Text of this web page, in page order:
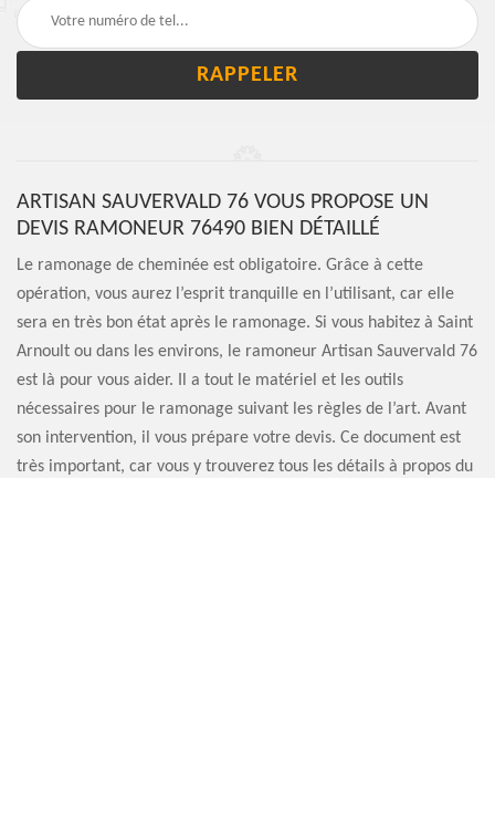
ARTISAN SAUVERVALD 76 VOUS PROPOSE UN
DEVIS RAMONEUR 76490 BIEN DÉTAILLÉ
Le ramonage de cheminée est obligatoire. Grâce à cette
opération, vous aurez l’esprit tranquille en l’utilisant, car elle
sera en très bon état après le ramonage. Si vous habitez à Saint
Arnoult ou dans les environs, le ramoneur Artisan Sauvervald 76
est là pour vous aider. Il a tout le matériel et les outils
nécessaires pour le ramonage suivant les règles de l’art. Avant
son intervention, il vous prépare votre devis. Ce document est
très important, car vous y trouverez tous les détails à propos du